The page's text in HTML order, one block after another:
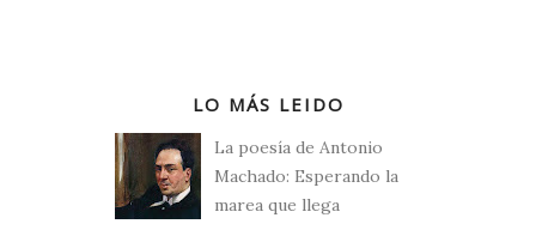
LO MÁS LEIDO
La poesía de Antonio
Machado: Esperando la
marea que llega